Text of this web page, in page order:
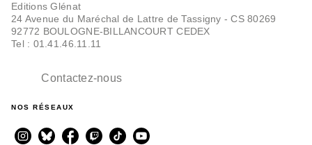
Editions Glénat
24 Avenue du Maréchal de Lattre de Tassigny - CS 80269
92772 BOULOGNE-BILLANCOURT CEDEX
Tel : 01.41.46.11.11
Contactez-nous
NOS RÉSEAUX